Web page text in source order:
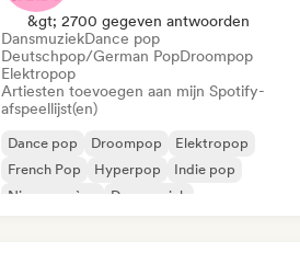
&gt; 2700 gegeven antwoorden
DansmuziekDance pop
Deutschpop/German PopDroompop
Elektropop
Artiesten toevoegen aan mijn Spotify-
afspeellijst(en)
Dance pop Droompop
Elektropop
French Pop
Hyperpop
Indie pop
Nieuwe scène
Dansmuziek